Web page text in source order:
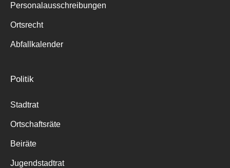
Personalausschreibungen
Ortsrecht
Abfallkalender
Politik
Stadtrat
Ortschaftsräte
Beiräte
Jugendstadtrat